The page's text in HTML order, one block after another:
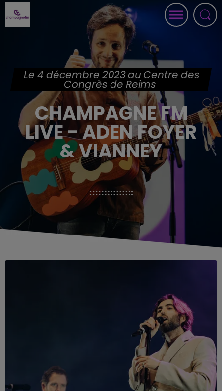
Le 4 décembre 2023 au Centre des
Congrès de Reims
CHAMPAGNE FM
LIVE - ADEN FOYER
& VIANNEY